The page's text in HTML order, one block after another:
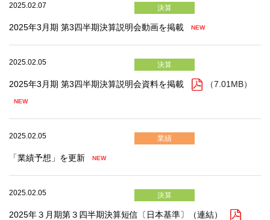
2025.02.07 決算
2025年3月期 第3四半期決算説明会動画を掲載
2025.02.05 決算
2025年3月期 第3四半期決算説明会資料を掲載 （7.01MB）
2025.02.05 業績
「業績予想」を更新
2025.02.05 決算
2025年３月期第３四半期決算短信〔日本基準〕（連結）